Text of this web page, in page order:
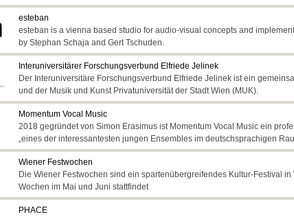
esteban
esteban is a vienna based studio for audio-visual concepts and
by Stephan Schaja and Gert Tschuden.
Interuniversitärer Forschungsverbund Elfriede Jelinek
Der Interuniversitäre Forschungsverbund Elfriede Jelinek ist ein
und der Musik und Kunst Privatuniversität der Stadt Wien (MUK).
Momentum Vocal Music
2018 gegründet von Simon Erasimus ist Momentum Vocal Music ein
„eines der interessantesten jungen Ensembles im deutschsprachigen
Wiener Festwochen
Die Wiener Festwochen sind ein spartenübergreifendes Kultur-Festival
Wochen im Mai und Juni stattfindet
PHACE